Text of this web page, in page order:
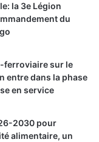
la 3e Légion
du
ferroviaire sur le
entre dans la phase
en service
2030 pour
alimentaire, un